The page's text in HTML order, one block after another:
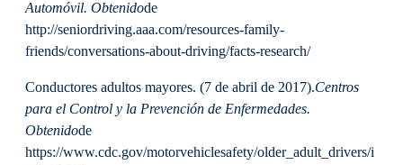
Automóvil. Obtenidode
http://seniordriving.aaa.com/resources-family-
friends/conversations-about-driving/facts-research/
Conductores adultos mayores. (7 de abril de 2017).Centros
para el Control y la Prevención de Enfermedades.
Obtenidode
https://www.cdc.gov/motorvehiclesafety/older_adult_drivers/i